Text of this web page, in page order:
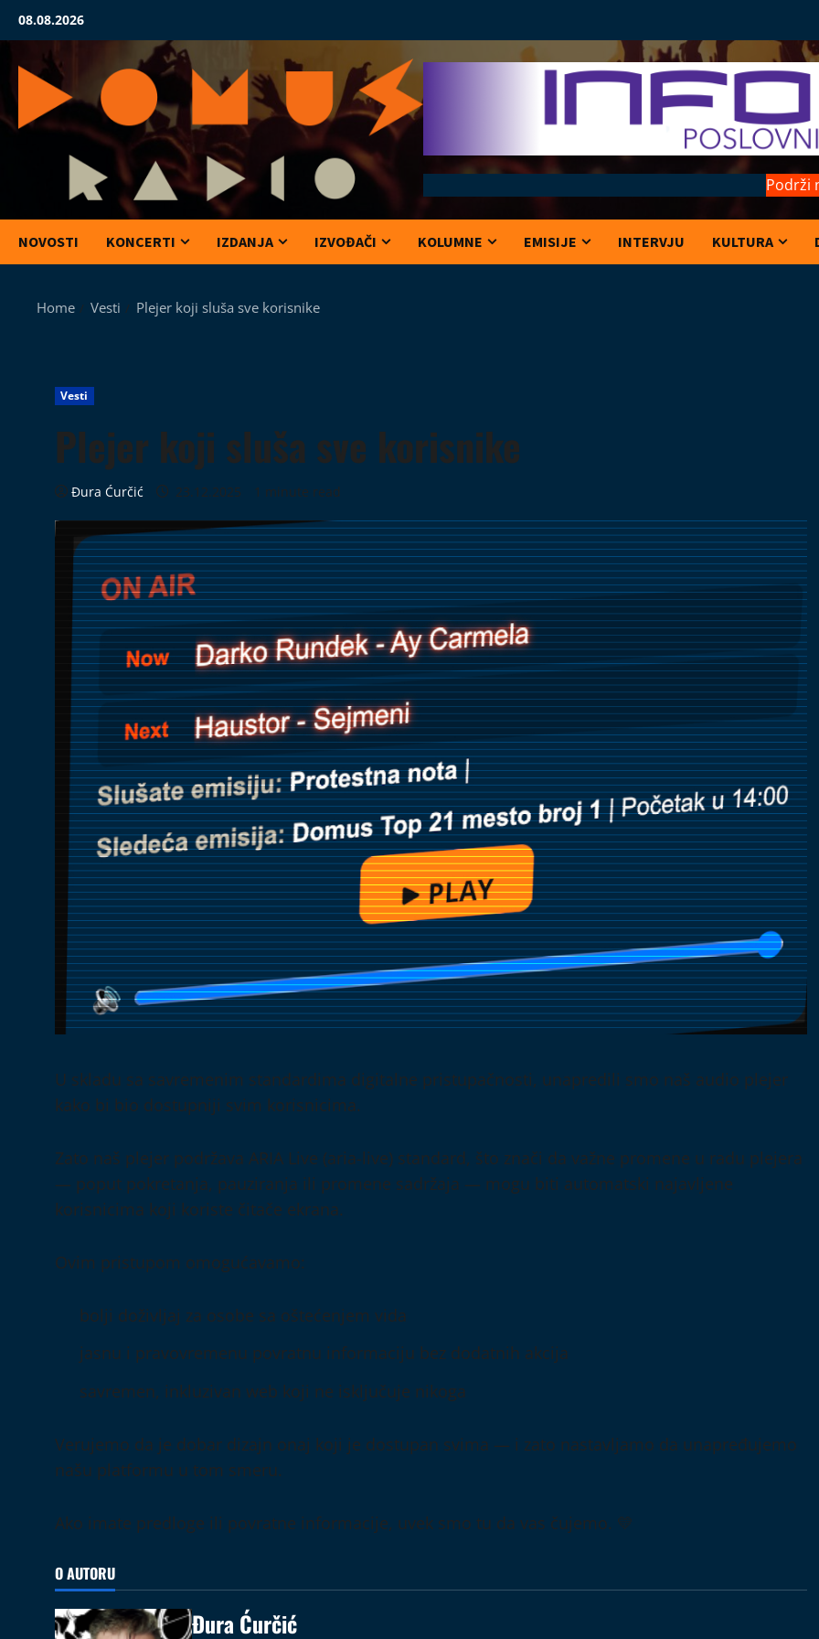
08.08.2026
Podrži
NOVOSTI KONCERTI IZDANJA IZVOĐAČI KOLUMNE EMISIJE INTERVJU KULTURA
Home Vesti Plejer koji sluša sve korisnike
Vesti
Plejer koji sluša sve korisnike
Đura Ćurčić 23.12.2025 1 minute read
U skladu sa savremenim standardima digitalne pristupačnosti, unapredili smo naš audio plejer
kako bi bio dostupniji svim korisnicima.
Zato naš plejer podržava ARIA Live (aria-live) standard, što znači da važne promene u radu plejera
— poput pokretanja, pauziranja ili promene sadržaja — mogu biti automatski najavljene
korisnicima koji koriste čitače ekrana.
Ovim pristupom omogućavamo:
bolji doživljaj za osobe sa oštećenjem vida
jasnu i pravovremenu povratnu informaciju bez dodatnih akcija
savremen, inkluzivan web koji ne isključuje nikoga
Verujemo da je dobar dizajn onaj koji je dostupan svima — i zato nastavljamo da unapređujemo
našu platformu u tom smeru.
Ako imate predloge ili povratne informacije, uvek smo tu da vas čujemo. 💛
O AUTORU
Đura Ćurčić